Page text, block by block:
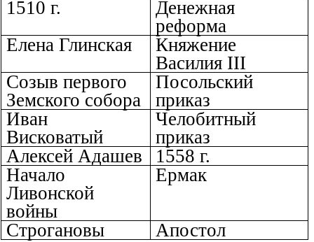
1510 г.
Денежная
реформа
Елена Глинская
Княжение
Василия III
Созыв первого
Земского собора
Посольский
приказ
Иван
Висковатый
Челобитный
приказ
Алексей Адашев
1558 г.
Начало
Ливонской
войны
Ермак
Строгановы Апостол